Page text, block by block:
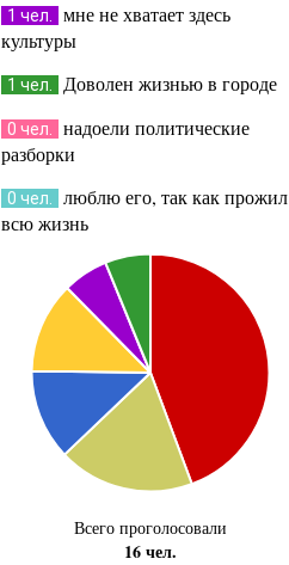
1 чел.
мне не хватает здесь
культуры
1 чел. Доволен жизнью в городе
0 чел.
надоели политические
разборки
0 чел.
люблю его, так как прожил
всю жизнь
Всего проголосовали
16 чел.